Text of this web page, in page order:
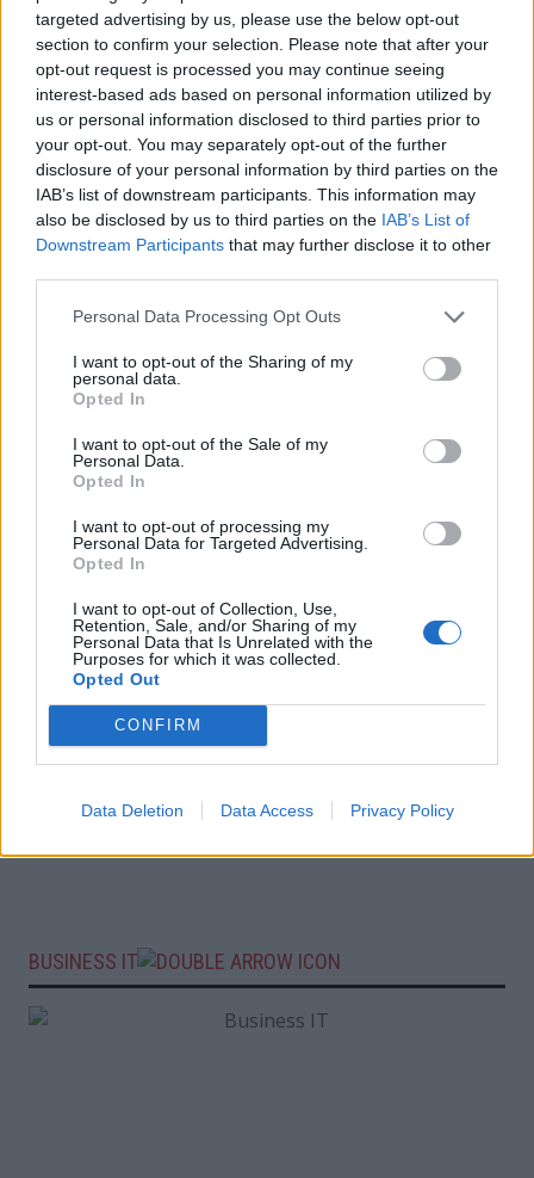
targeted advertising by us, please use the below opt-out
section to confirm your selection. Please note that after your
opt-out request is processed you may continue seeing
interest-based ads based on personal information utilized by
us or personal information disclosed to third parties prior to
your opt-out. You may separately opt-out of the further
disclosure of your personal information by third parties on the
IAB’s list of downstream participants. This information may
also be disclosed by us to third parties on the IAB’s List of
Downstream Participants that may further disclose it to other
Personal Data Processing Opt Outs
I want to opt-out of the Sharing of my
personal data.
Opted In
I want to opt-out of the Sale of my
Personal Data.
Opted In
I want to opt-out of processing my
Personal Data for Targeted Advertising.
Opted In
I want to opt-out of Collection, Use,
Retention, Sale, and/or Sharing of my
Personal Data that Is Unrelated with the
Purposes for which it was collected.
Opted Out
CONFIRM
Data Deletion Data Access Privacy Policy
BUSINESS IT